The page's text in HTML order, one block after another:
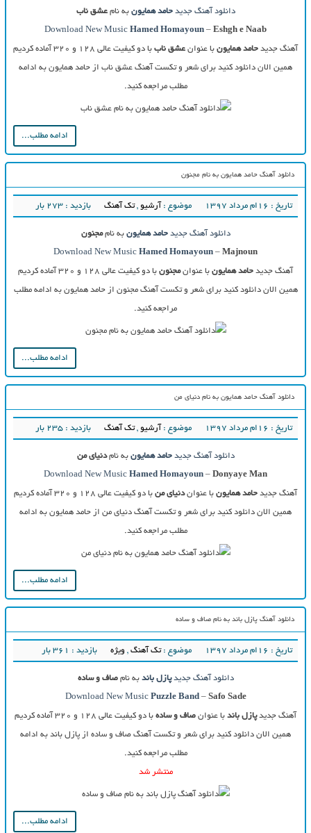
دانلود آهنگ جدید حامد همایون به نامعشق ناب
Download New Music Hamed Homayoun – Eshgh e Naab
آهنگ جدید حامد همایون با عنوان عشق ناب با دو کیفیت عالی ۱۲۸ و ۳۲۰ آماده کردیم
همین الان دانلود کنید برای شعر و تکست آهنگ عشق ناب از حامد همایون به ادامه
مطلب مراجعه کنید.
ادامه مطلب...
دانلود آهنگ حامد همایون به نام مجنون
تاریخ : ۱۶ام مرداد ۱۳۹۷ موضوع : آرشیو ,تک آهنگ بازدید : 273 بار
دانلود آهنگ جدید حامد همایون به ناممجنون
Download New Music Hamed Homayoun – Majnoun
آهنگ جدید حامد همایون با عنوانمجنون با دو کیفیت عالی ۱۲۸ و ۳۲۰ آماده کردیم
همین الان دانلود کنید برای شعر و تکست آهنگ مجنون از حامد همایون به ادامه مطلب
مراجعه کنید.
ادامه مطلب...
دانلود آهنگ حامد همایون به نام دنیای من
تاریخ : ۱۶ام مرداد ۱۳۹۷ موضوع : آرشیو ,تک آهنگ بازدید : 235 بار
دانلود آهنگ جدید حامد همایون به نامدنیای من
Download New Music Hamed Homayoun – Donyaye Man
آهنگ جدید حامد همایون با عنواندنیای من با دو کیفیت عالی ۱۲۸ و ۳۲۰ آماده کردیم
همین الان دانلود کنید برای شعر و تکست آهنگ دنیای من از حامد همایون به ادامه
مطلب مراجعه کنید.
ادامه مطلب...
دانلود آهنگ پازل باند به نام صاف و ساده
تاریخ : ۱۶ام مرداد ۱۳۹۷ موضوع :تک آهنگ, ویژه بازدید : 361 بار
دانلود آهنگ جدید پازل باند به نامصاف و ساده
Download New Music Puzzle Band– Safo Sade
آهنگ جدیدپازل باند با عنوان صاف و ساده با دو کیفیت عالی ۱۲۸ و ۳۲۰ آماده کردیم
همین الان دانلود کنید برای شعر و تکست آهنگ صاف و ساده از پازل باند به ادامه
مطلب مراجعه کنید.
منتشر شد
ادامه مطلب...